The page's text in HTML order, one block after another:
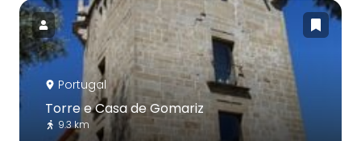
Portugal
Torre e Casa de Gomariz
9.3 km